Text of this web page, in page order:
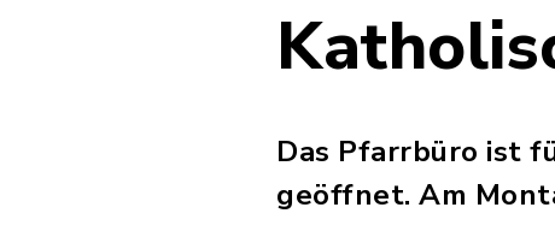
Das Pfarrbüro ist
geöffnet. Am